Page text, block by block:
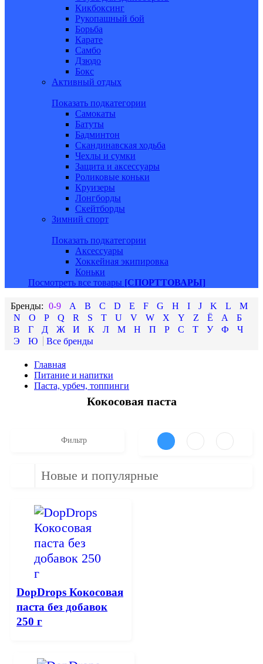
Кикбоксинг
Рукопашный бой
Борьба
Карате
Самбо
Дзюдо
Бокс
Активный отдых
Показать подкатегории
Самокаты
Батуты
Бадминтон
Скандинавская ходьба
Чехлы и сумки
Защита и аксессуары
Роликовые коньки
Круизеры
Лонгборды
Скейтборды
Зимний спорт
Показать подкатегории
Аксессуары
Хоккейная экипировка
Коньки
Посмотреть все товары [СПОРТТОВАРЫ]
0-9 A B C D E F G H I J K L
M
N
O P Q R S T U V W X Y Z Ё А
Б
В
Г Д Ж И К Л М Н П Р С Т У Ф
Ч
Э
Ю
Главная
Питание и напитки
Паста, урбеч, топпинги
Кокосовая паста
Фильтр
Новые и популярные
DopDrops Кокосовая
паста без добавок
250 г